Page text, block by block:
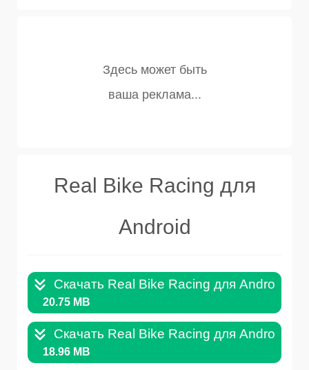
Real Bike Racing для
Android
Скачать Real Bike Racing для Android
20.75 MB
Скачать Real Bike Racing для Android
18.96 MB